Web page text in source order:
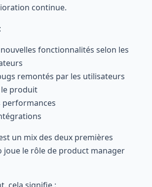
continue.
fonctionnalités selon les
remontés par les utilisateurs
le produit
performances
un mix des deux premières
joue le rôle de product manager